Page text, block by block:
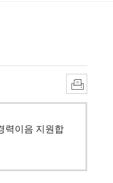
인
쇄
력이음 지원합